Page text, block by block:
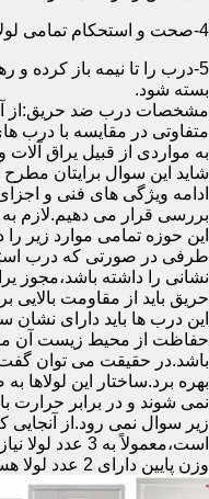
4-صحت و استحکام تمامی لولاهای درب بررسی شود.
5-درب را تا نیمه باز کرده و
بسته شود.
مشخصات درب ضد حریق:از
متفاوتی در مقایسه با درب
به مواردی از قبیل یراق
شاید این سوال برایتان مطرح
ادامه ویژگی های فنی و
بررسی قرار می دهیم.لازم به
این حوزه تمامی موارد زیر را
طرفی در صورتی که درب
نشانی را داشته باشد،مجوز
حریق باید از مقاومت بالایی
حفاظت از محیط زیست آن
باشد.در حقیقت می توان
بهره برد.ساختار این
نمی شوند و در برابر حرارت
زیر سوال نمی رود.از
است،معمولاً به
وزن پایین دارای 2 عدد لولا هستند.